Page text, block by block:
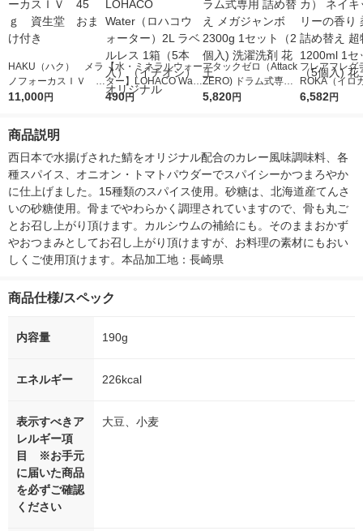
HAKU（ハク） メラ
ノフォーカスＩＶ 4
5ｇ 資生堂 おまけ
11,000円
【水・ミネラルウォー
ター】LOHACO Wate
r（ロハコウォータ
490円
アタックゼロ（Attack
ZERO) ドラム式専用
詰め替え メガジャン
5,820円
フレアフレグ
ROKA（イロ
イキッドリリ
6,582円
商品説明
西日本で水揚げされた鯖をオリジナル配合のカレー風味調味料、各
種スパイス、オニオン・トマトパウダーでスパイシーかつまろやか
に仕上げました。15種類のスパイス使用。砂糖は、北海道産てんさ
いの砂糖使用。骨までやわらかく調理されていますので、骨も丸ご
とお召し上がり頂けます。カルシウムの補給にも。そのままおかず
やおつまみとしてお召し上がり頂けますが、お料理の素材にもおい
しくご使用頂けます。本品加工地：長崎県
商品仕様/スペック
内容量 190g
エネルギー 226kcal
表示すべきア
レルギー項
目 ※お手元
に届いた商品
を必ずご確認
ください
大豆、小麦